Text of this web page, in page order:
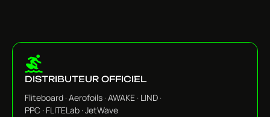
DISTRIBUTEUR OFFICIEL
Fliteboard · Aerofoils · AWAKE · LIND ·
PPC · FLITELab · JetWave